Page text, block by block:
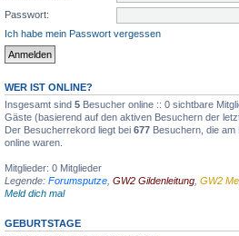
Passwort:
Ich habe mein Passwort vergessen
WER IST ONLINE?
Insgesamt sind 5 Besucher online :: 0 sichtbare
Gäste (basierend auf den aktiven Besuchern der
Der Besucherrekord liegt bei 677 Besuchern, die am
online waren.
Mitglieder: 0 Mitglieder
Legende: Forumsputze GW2 Gildenleitung GW2
Meld dich mal
GEBURTSTAGE